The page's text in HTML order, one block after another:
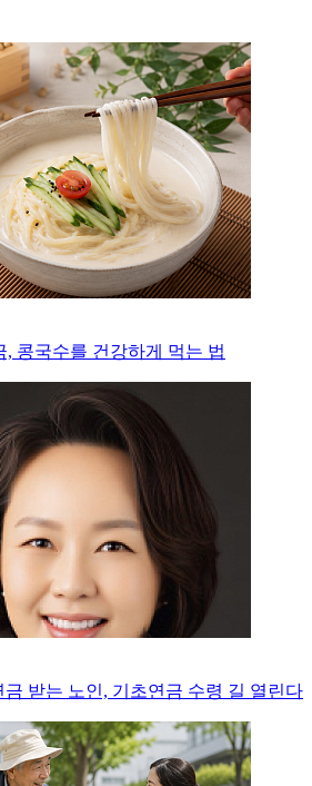
, 콩국수를 건강하게 먹는 법
금 받는 노인, 기초연금 수령 길 열린다